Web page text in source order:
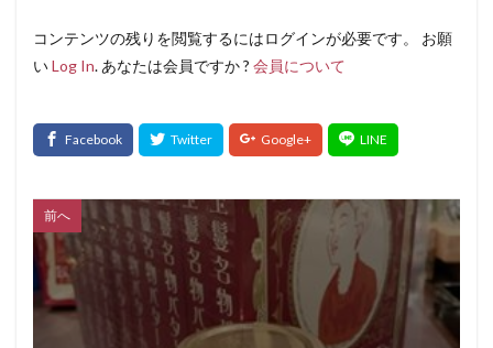
コンテンツの残りを閲覧するにはログインが必要です。 お願
いLog In. あなたは会員ですか ? 会員について
前へ